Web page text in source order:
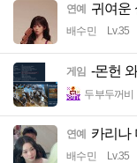
연예 귀여운
배수민 Lv.35
게임 -몬헌
두부두꺼비
연예 카리나
배수민 Lv.35